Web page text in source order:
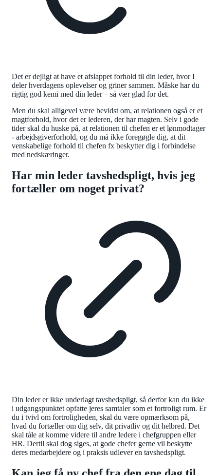
Det er dejligt at have et afslappet forhold til din leder, hvor I
deler hverdagens oplevelser og griner sammen. Måske har du
rigtig god kemi med din leder – så vær glad for det.
Men du skal alligevel være bevidst om, at relationen også er et
magtforhold, hvor det er lederen, der har magten. Selv i gode
tider skal du huske på, at relationen til chefen er et lønmodtager
- arbejdsgiverforhold, og du må ikke foregøgle dig, at dit
venskabelige forhold til chefen fx beskytter dig i forbindelse
med nedskæringer.
Har min leder tavshedspligt, hvis jeg
fortæller om noget privat?
Din leder er ikke underlagt tavshedspligt, så derfor kan du ikke
i udgangspunktet opfatte jeres samtaler som et fortroligt rum. Er
du i tvivl om fortroligheden, skal du være opmærksom på,
hvad du fortæller om dig selv, dit privatliv og dit helbred. Det
skal tåle at komme videre til andre ledere i chefgruppen eller
HR. Dertil skal dog siges, at gode chefer gerne vil beskytte
deres medarbejdere og i praksis udlever en tavshedspligt.